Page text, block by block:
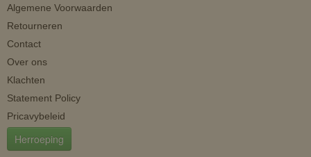
Algemene Voorwaarden
Retourneren
Contact
Over ons
Klachten
Statement Policy
Pricavybeleid
Herroeping